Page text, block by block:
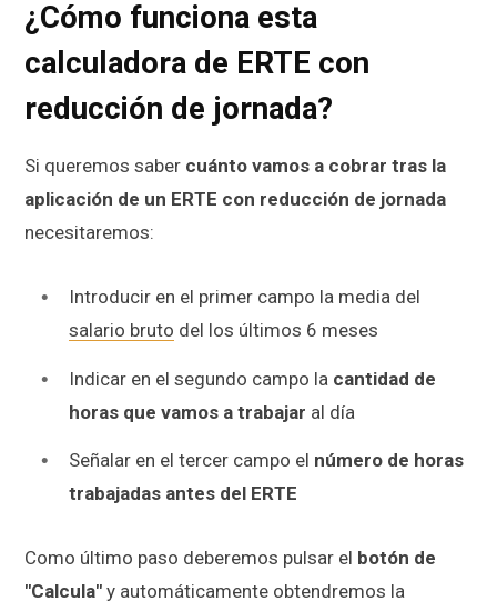
¿Cómo funciona esta
calculadora de ERTE con
reducción de jornada?
Si queremos saber cuánto vamos a cobrar tras la
aplicación de un ERTE con reducción de jornada
necesitaremos:
Introducir en el primer campo la media del
salario bruto del los últimos 6 meses
Indicar en el segundo campo la cantidad de
horas que vamos a trabajar al día
Señalar en el tercer campo el número de horas
trabajadas antes del ERTE
Como último paso deberemos pulsar el botón de
"Calcula" y automáticamente obtendremos la